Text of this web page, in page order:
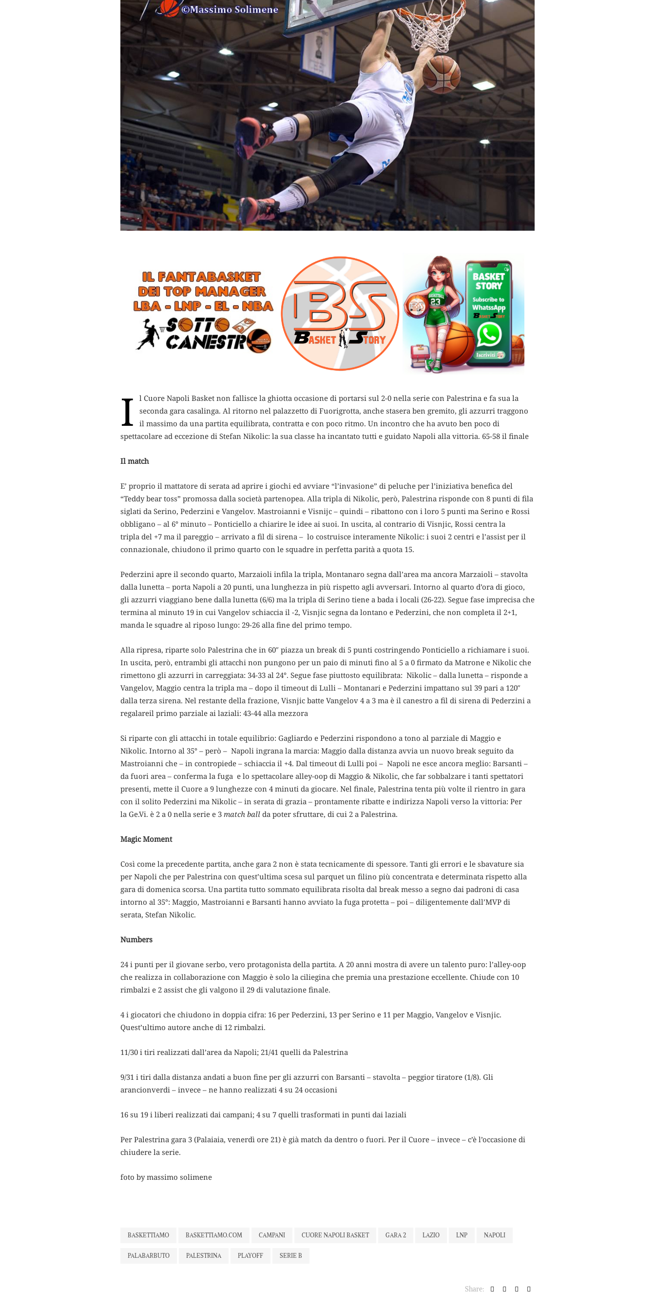
I l Cuore Napoli Basket non fallisce la ghiotta occasione di portarsi sul 2-0 nella serie con Palestrina e fa sua la
seconda gara casalinga. Al ritorno nel palazzetto di Fuorigrotta, anche stasera ben gremito, gli azzurri traggono
il massimo da una partita equilibrata, contratta e con poco ritmo. Un incontro che ha avuto ben poco di
spettacolare ad eccezione di Stefan Nikolic: la sua classe ha incantato tutti e guidato Napoli alla vittoria. 65-58 il finale
Il match
E’ proprio il mattatore di serata ad aprire i giochi ed avviare “l’invasione” di peluche per l’iniziativa benefica del
“Teddy bear toss” promossa dalla società partenopea. Alla tripla di Nikolic, però, Palestrina risponde con 8 punti di fila
siglati da Serino, Pederzini e Vangelov. Mastroianni e Visnijc – quindi – ribattono con i loro 5 punti ma Serino e Rossi
obbligano – al 6° minuto – Ponticiello a chiarire le idee ai suoi. In uscita, al contrario di Visnjic, Rossi centra la
tripla del +7 ma il pareggio – arrivato a fil di sirena – lo costruisce interamente Nikolic: i suoi 2 centri e l’assist per il
connazionale, chiudono il primo quarto con le squadre in perfetta parità a quota 15.
Pederzini apre il secondo quarto, Marzaioli infila la tripla, Montanaro segna dall’area ma ancora Marzaioli – stavolta
dalla lunetta – porta Napoli a 20 punti, una lunghezza in più rispetto agli avversari. Intorno al quarto d’ora di gioco,
gli azzurri viaggiano bene dalla lunetta (6/6) ma la tripla di Serino tiene a bada i locali (26-22). Segue fase imprecisa che
termina al minuto 19 in cui Vangelov schiaccia il -2, Visnjic segna da lontano e Pederzini, che non completa il 2+1,
manda le squadre al riposo lungo: 29-26 alla fine del primo tempo.
Alla ripresa, riparte solo Palestrina che in 60″ piazza un break di 5 punti costringendo Ponticiello a richiamare i suoi.
In uscita, però, entrambi gli attacchi non pungono per un paio di minuti fino al 5 a 0 firmato da Matrone e Nikolic che
rimettono gli azzurri in carreggiata: 34-33 al 24°. Segue fase piuttosto equilibrata: Nikolic – dalla lunetta – risponde a
Vangelov, Maggio centra la tripla ma – dopo il timeout di Lulli – Montanari e Pederzini impattano sul 39 pari a 120″
dalla terza sirena. Nel restante della frazione, Visnjic batte Vangelov 4 a 3 ma è il canestro a fil di sirena di Pederzini a
regalareil primo parziale ai laziali: 43-44 alla mezzora
Si riparte con gli attacchi in totale equilibrio: Gagliardo e Pederzini rispondono a tono al parziale di Maggio e
Nikolic. Intorno al 35° – però – Napoli ingrana la marcia: Maggio dalla distanza avvia un nuovo break seguito da
Mastroianni che – in contropiede – schiaccia il +4. Dal timeout di Lulli poi – Napoli ne esce ancora meglio: Barsanti –
da fuori area – conferma la fuga e lo spettacolare alley-oop di Maggio & Nikolic, che far sobbalzare i tanti spettatori
presenti, mette il Cuore a 9 lunghezze con 4 minuti da giocare. Nel finale, Palestrina tenta più volte il rientro in gara
con il solito Pederzini ma Nikolic – in serata di grazia – prontamente ribatte e indirizza Napoli verso la vittoria: Per
la Ge.Vi. è 2 a 0 nella serie e 3 match ball da poter sfruttare, di cui 2 a Palestrina.
Magic Moment
Così come la precedente partita, anche gara 2 non è stata tecnicamente di spessore. Tanti gli errori e le sbavature sia
per Napoli che per Palestrina con quest’ultima scesa sul parquet un filino più concentrata e determinata rispetto alla
gara di domenica scorsa. Una partita tutto sommato equilibrata risolta dal break messo a segno dai padroni di casa
intorno al 35°: Maggio, Mastroianni e Barsanti hanno avviato la fuga protetta – poi – diligentemente dall’MVP di
serata, Stefan Nikolic.
Numbers
24 i punti per il giovane serbo, vero protagonista della partita. A 20 anni mostra di avere un talento puro: l’alley-oop
che realizza in collaborazione con Maggio è solo la ciliegina che premia una prestazione eccellente. Chiude con 10
rimbalzi e 2 assist che gli valgono il 29 di valutazione finale.
4 i giocatori che chiudono in doppia cifra: 16 per Pederzini, 13 per Serino e 11 per Maggio, Vangelov e Visnjic.
Quest’ultimo autore anche di 12 rimbalzi.
11/30 i tiri realizzati dall’area da Napoli; 21/41 quelli da Palestrina
9/31 i tiri dalla distanza andati a buon fine per gli azzurri con Barsanti – stavolta – peggior tiratore (1/8). Gli
arancionverdi – invece – ne hanno realizzati 4 su 24 occasioni
16 su 19 i liberi realizzati dai campani; 4 su 7 quelli trasformati in punti dai laziali
Per Palestrina gara 3 (Palaiaia, venerdì ore 21) è già match da dentro o fuori. Per il Cuore – invece – c’è l’occasione di
chiudere la serie.
foto by massimo solimene
BASKETTIAMO BASKETTIAMO.COM CAMPANI CUORE NAPOLI BASKET GARA 2 LAZIO LNP NAPOLI
PALABARBUTO PALESTRINA PLAYOFF SERIE B
Share: